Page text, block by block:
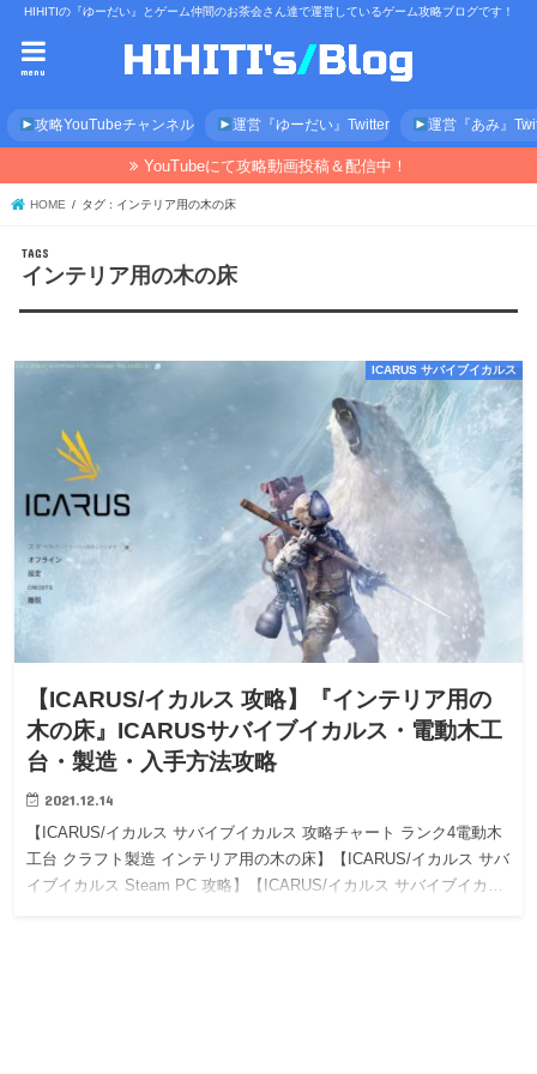
HIHITIの『ゆーだい』とゲーム仲間のお茶会さん達で運営しているゲーム攻略ブログです！
menu
攻略YouTubeチャンネル 運営『ゆーだい』Twitter 運営『あみ』
YouTubeにて攻略動画投稿＆配信中！
HOME タグ : インテリア用の木の床
インテリア用の木の床
ICARUS サバイブイカルス
【ICARUS/イカルス 攻略】『インテリア用の
木の床』ICARUSサバイブイカルス・電動木工
台・製造・入手方法攻略
2021.12.14
【ICARUS/イカルス サバイブイカルス 攻略チャート ランク4電動木
工台 クラフト製造 インテリア用の木の床】【ICARUS/イカルス サバ
イブイカルス Steam PC 攻略】【ICARUS/イカルス サバイブイカ…